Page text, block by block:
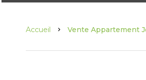
Accueil Vente Appartement